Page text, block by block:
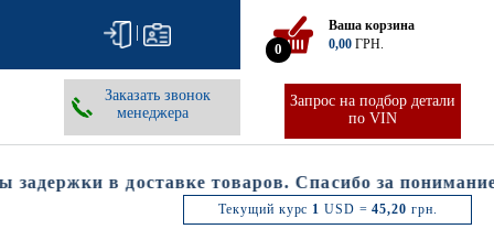
|
Запрос на подбор детали
по VIN
Заказать звонок
менеджера
0
Ваша корзина
0,00 ГРН.
в доставке товаров. Спасибо за понимание.
Текущий курс 1 USD =45,20 грн.